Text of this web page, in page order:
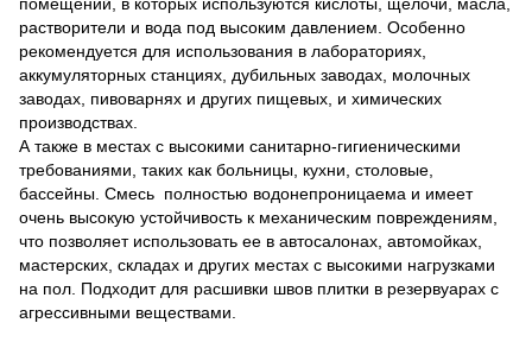
растворители и вода под высоким давлением. Особенно
рекомендуется для использования в лабораториях,
аккумуляторных станциях, дубильных заводах, молочных
заводах, пивоварнях и других пищевых, и химических
производствах.
А также в местах с высокими санитарно-гигиеническими
требованиями, таких как больницы, кухни, столовые,
бассейны. Смесь полностью водонепроницаема и имеет
очень высокую устойчивость к механическим повреждениям,
что позволяет использовать ее в автосалонах, автомойках,
мастерских, складах и других местах с высокими нагрузками
на пол. Подходит для расшивки швов плитки в резервуарах с
агрессивными веществами.